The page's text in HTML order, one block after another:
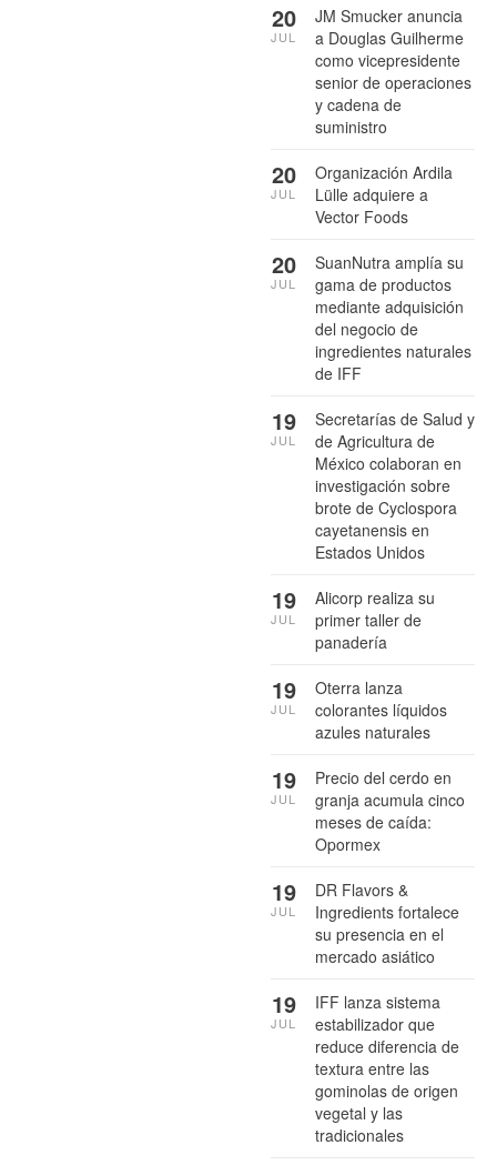
JM Smucker anuncia
a Douglas Guilherme
como vicepresidente
senior de operaciones
y cadena de
suministro
20
JUL
Organización Ardila
Lülle adquiere a
Vector Foods
20
JUL
SuanNutra amplía su
gama de productos
mediante adquisición
del negocio de
ingredientes naturales
de IFF
20
JUL
Secretarías de Salud y
de Agricultura de
México colaboran en
investigación sobre
brote de Cyclospora
cayetanensis en
Estados Unidos
19
JUL
Alicorp realiza su
primer taller de
panadería
19
JUL
Oterra lanza
colorantes líquidos
azules naturales
19
JUL
Precio del cerdo en
granja acumula cinco
meses de caída:
Opormex
19
JUL
DR Flavors &
Ingredients fortalece
su presencia en el
mercado asiático
19
JUL
IFF lanza sistema
estabilizador que
reduce diferencia de
textura entre las
gominolas de origen
vegetal y las
tradicionales
19
JUL